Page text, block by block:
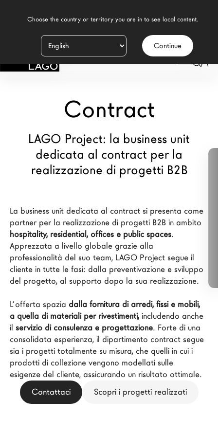
Continue
Prodotti
Configuratore
Negozi
Il Brand
Architetti
LAGO Homes
News
Press
Contatti
Lavora con noi
Language
CONTRACT
Contract
LAGO Project: la business unit
dedicata al contract per la
realizzazione di progetti B2B
La business unit dedicata al contract si presenta come
partner per la realizzazione di progetti B2B in ambito
hospitality, residential, offices e public spaces.
Apprezzata a livello globale grazie alla
professionalità del suo team, LAGO Project segue il
cliente in tutte le fasi: dalla preventivazione e sviluppo
del progetto, al supporto dopo la sua realizzazione.
L’offerta spazia dalla fornitura di arredi, fissi e mobili,
a quella di materiali per rivestimenti, includendo anche
il servizio di consulenza e progettazione. Forte di una
consolidata esperienza, il dipartimento contract segue
sia i progetti totalmente su misura, che quelli in cui i
prodotti di collezione vengono modellati sulle
esigenze del cliente, assicurando un risultato ottimale.
Contattaci
Scopri i progetti realizzati